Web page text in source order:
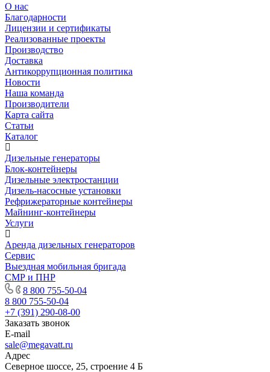
О нас
Благодарности
Лицензии и сертификаты
Реализованные проекты
Производство
Доставка
Антикоррупционная политика
Новости
Наша команда
Производители
Карта сайта
Статьи
Каталог
Дизельные генераторы
Блок-контейнеры
Дизельные электростанции
Дизель-насосные установки
Рефрижераторные контейнеры
Майнинг-контейнеры
Услуги
Аренда дизельных генераторов
Сервис
Выездная мобильная бригада
СМР и ПНР
8 800 755-50-04
8 800 755-50-04
+7 (391) 290-08-00
Заказать звонок
E-mail
sale@megavatt.ru
Адрес
Северное шоссе, 25, строение 4 Б